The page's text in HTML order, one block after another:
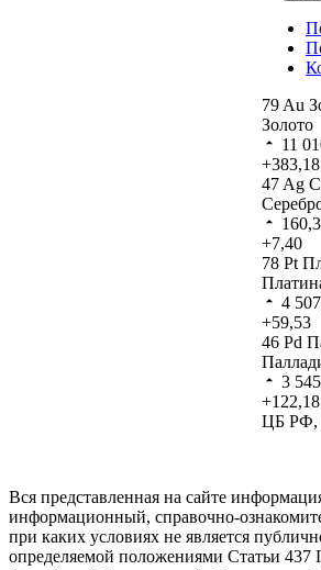
79 Au
Золото
11
+383,18
47 Ag
+7,40
78 Pt
4
+59,53
46 Pd
3
+122,18
ЦБ РФ,
Вся представленная на сайте
информационный, справочно-
при каких условиях не является
определяемой положениями Статьи 437